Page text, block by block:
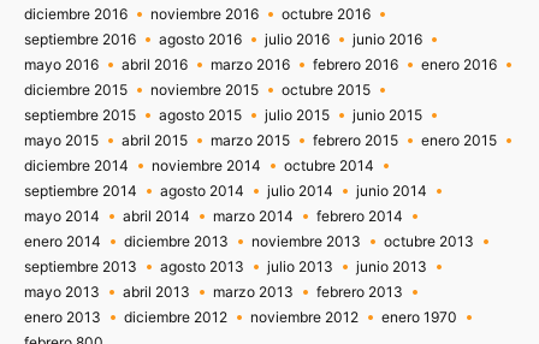
diciembre 2016
noviembre 2016
octubre 2016
septiembre 2016
agosto 2016 julio 2016
junio 2016
mayo 2016
abril 2016 marzo 2016 febrero 2016
enero 2016
diciembre 2015
noviembre 2015
octubre 2015
septiembre 2015
agosto 2015 julio 2015
junio 2015
mayo 2015
abril 2015 marzo 2015 febrero 2015
enero 2015
diciembre 2014
noviembre 2014
octubre 2014
septiembre 2014
agosto 2014 julio 2014
junio 2014
mayo 2014
abril 2014 marzo 2014
febrero 2014
enero 2014
diciembre 2013 noviembre 2013
octubre 2013
septiembre 2013
agosto 2013 julio 2013
junio 2013
mayo 2013
abril 2013 marzo 2013
febrero 2013
enero 2013
diciembre 2012 noviembre 2012
enero 1970